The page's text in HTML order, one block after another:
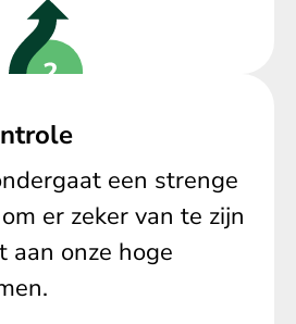
een strenge
er zeker van te zijn
aan onze hoge